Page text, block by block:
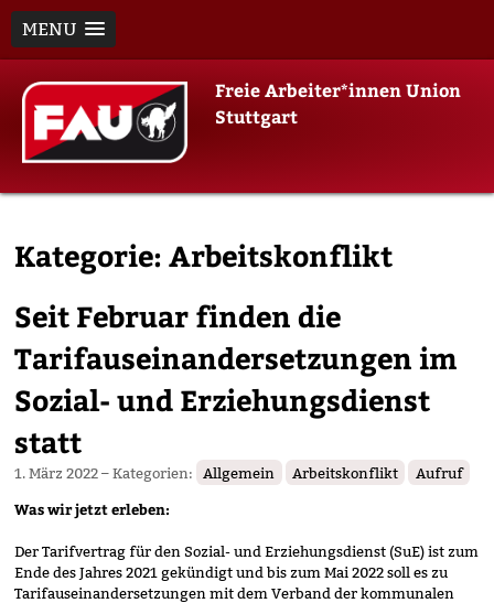
MENU
content
Freie Arbeiter*innen Union
Stuttgart
Kategorie: Arbeitskonflikt
Seit Februar finden die
Tarifauseinandersetzungen im
Sozial- und Erziehungsdienst
statt
1. März 2022– Kategorien: Allgemein Arbeitskonflikt Aufruf
Was wir jetzt erleben:
Der Tarifvertrag für den Sozial- und Erziehungsdienst (SuE) ist zum
Ende des Jahres 2021 gekündigt und bis zum Mai 2022 soll es zu
Tarifauseinandersetzungen mit dem Verband der kommunalen